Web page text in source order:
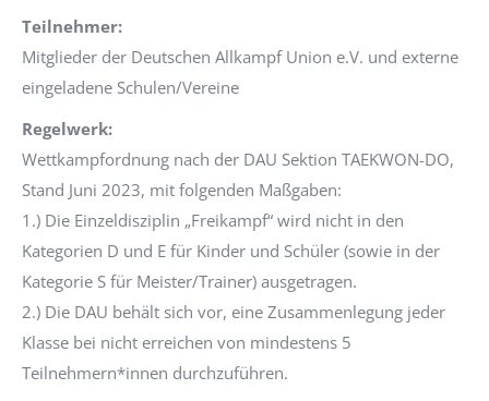
Teilnehmer:
Mitglieder der Deutschen Allkampf Union e.V. und externe
eingeladene Schulen/Vereine
Regelwerk:
Wettkampfordnung nach der DAU Sektion TAEKWON-DO,
Stand Juni 2023, mit folgenden Maßgaben:
1.) Die Einzeldisziplin „Freikampf“ wird nicht in den
Kategorien D und E für Kinder und Schüler (sowie in der
Kategorie S für Meister/Trainer) ausgetragen.
2.) Die DAU behält sich vor, eine Zusammenlegung jeder
Klasse bei nicht erreichen von mindestens 5
Teilnehmern*innen durchzuführen.